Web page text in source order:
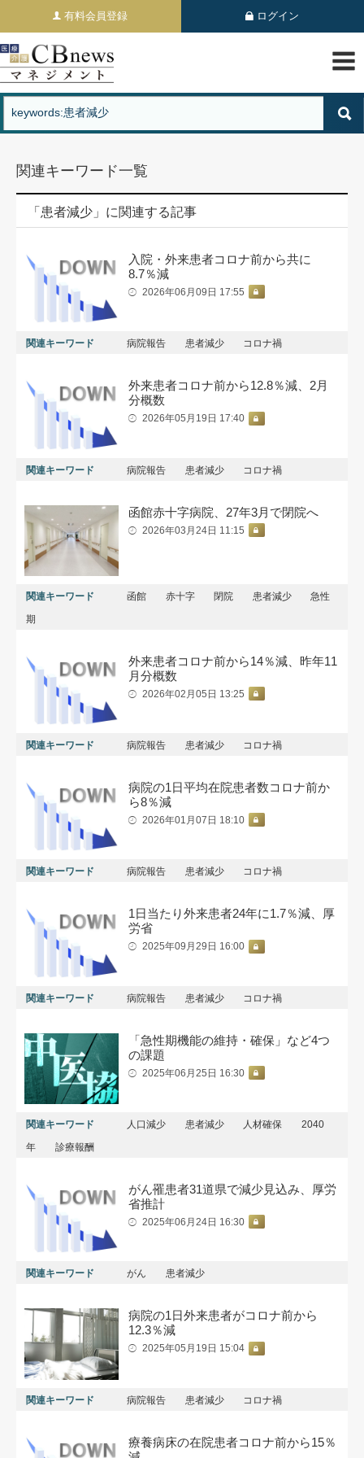
有料会員登録 ログイン
関連キーワード一覧
「患者減少」に関連する記事
入院・外来患者コロナ前から共に
8.7％減
2026年06月09日 17:55
関連キーワード 病院報告 患者減少 コロナ禍
外来患者コロナ前から12.8％減、2月
分概数
2026年05月19日 17:40
関連キーワード 病院報告 患者減少 コロナ禍
函館赤十字病院、27年3月で閉院へ
2026年03月24日 11:15
関連キーワード 函館 赤十字 閉院 患者減少
急性
期
外来患者コロナ前から14％減、昨年11
月分概数
2026年02月05日 13:25
関連キーワード 病院報告 患者減少 コロナ禍
病院の1日平均在院患者数コロナ前か
ら8％減
2026年01月07日 18:10
関連キーワード 病院報告 患者減少 コロナ禍
1日当たり外来患者24年に1.7％減、厚
労省
2025年09月29日 16:00
関連キーワード 病院報告 患者減少 コロナ禍
「急性期機能の維持・確保」など4つ
の課題
2025年06月25日 16:30
関連キーワード 人口減少 患者減少 人材確保
2040
年
診療報酬
がん罹患者31道県で減少見込み、厚労
省推計
2025年06月24日 16:30
関連キーワード がん 患者減少
病院の1日外来患者がコロナ前から
12.3％減
2025年05月19日 15:04
関連キーワード 病院報告 患者減少 コロナ禍
療養病床の在院患者コロナ前から15％